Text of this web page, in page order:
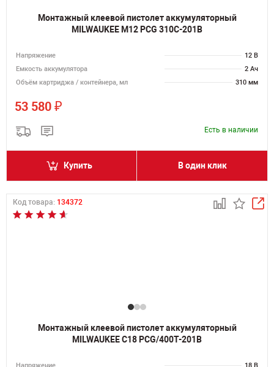
Монтажный клеевой пистолет аккумуляторный
MILWAUKEE M12 PCG 310C-201B
Напряжение
12 В
Емкость аккумулятора
2 Ач
Объём картриджа / контейнера, мл
310 мм
53 580 ₽
Есть в наличии
Купить В один клик
Код товара: 134372
Монтажный клеевой пистолет аккумуляторный
MILWAUKEE C18 PCG/400T-201B